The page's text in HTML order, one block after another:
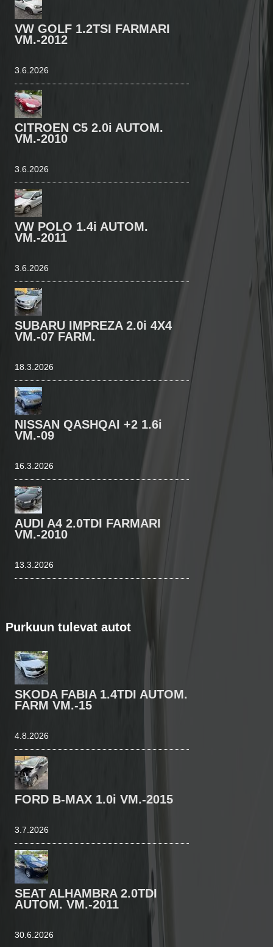
VW GOLF 1.2TSI FARMARI
VM.-2012
3.6.2026
CITROEN C5 2.0i AUTOM.
VM.-2010
3.6.2026
VW POLO 1.4i AUTOM.
VM.-2011
3.6.2026
SUBARU IMPREZA 2.0i 4X4
VM.-07 FARM.
18.3.2026
NISSAN QASHQAI +2 1.6i
VM.-09
16.3.2026
AUDI A4 2.0TDI FARMARI
VM.-2010
13.3.2026
Purkuun tulevat autot
SKODA FABIA 1.4TDI AUTOM.
FARM VM.-15
4.8.2026
FORD B-MAX 1.0i VM.-2015
3.7.2026
SEAT ALHAMBRA 2.0TDI
AUTOM. VM.-2011
30.6.2026